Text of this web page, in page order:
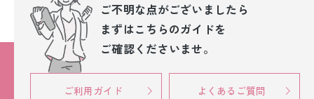
ご不明な点がございましたら
まずはこちらのガイドを
ご確認くださいませ。
ご利用ガイド よくあるご質問